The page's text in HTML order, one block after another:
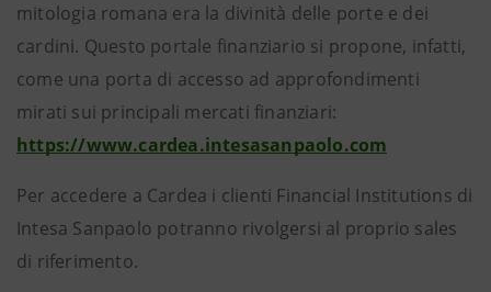
mitologia romana era la divinità delle porte e dei
cardini. Questo portale finanziario si propone, infatti,
come una porta di accesso ad approfondimenti
mirati sui principali mercati finanziari:
https://www.cardea.intesasanpaolo.com
Per accedere a Cardea i clienti Financial Institutions di
Intesa Sanpaolo potranno rivolgersi al proprio sales
di riferimento.